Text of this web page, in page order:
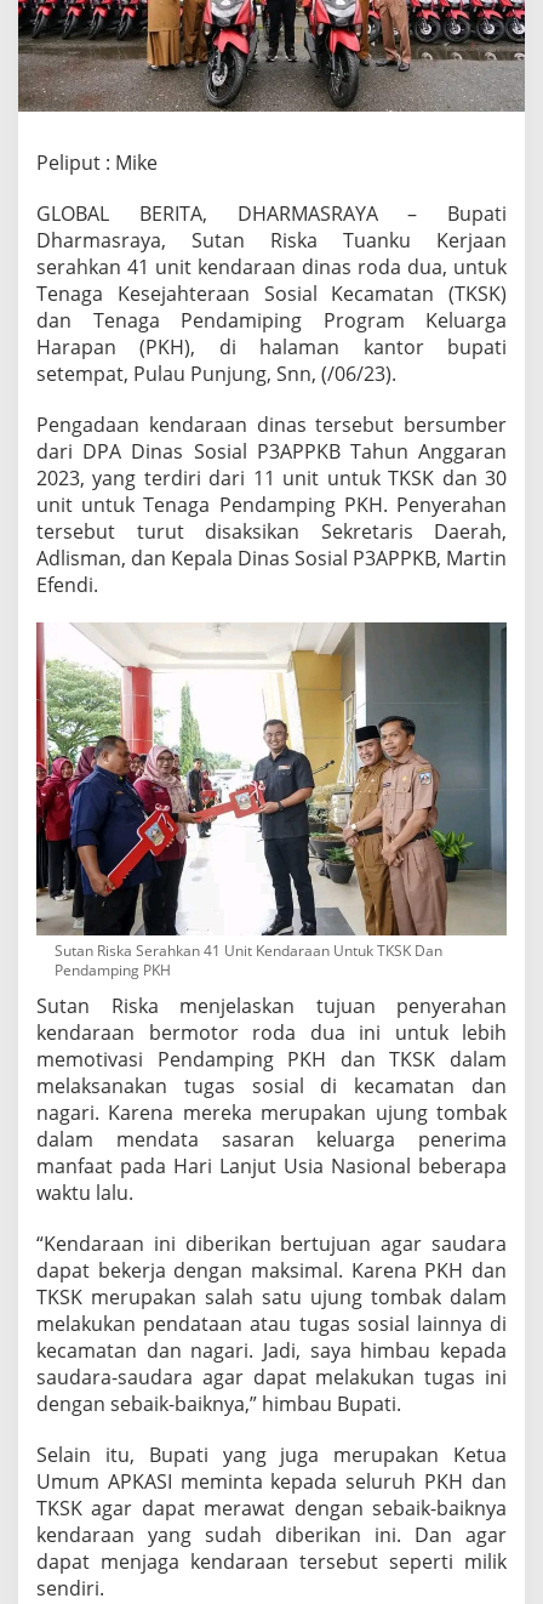
U
n
i
t
K
a
a
n
U
n
t
K
S
K
D
n
P
d
i
n
g
P
K
H
Peliput : Mike
GLOBAL BERITA, DHARMASRAYA – Bupati
Dharmasraya, Sutan Riska Tuanku Kerjaan
serahkan 41 unit kendaraan dinas roda dua, untuk
Tenaga Kesejahteraan Sosial Kecamatan (TKSK)
dan Tenaga Pendamiping Program Keluarga
Harapan (PKH), di halaman kantor bupati
setempat, Pulau Punjung, Snn, (/06/23).
Pengadaan kendaraan dinas tersebut bersumber
dari DPA Dinas Sosial P3APPKB Tahun Anggaran
2023, yang terdiri dari 11 unit untuk TKSK dan 30
unit untuk Tenaga Pendamping PKH. Penyerahan
tersebut turut disaksikan Sekretaris Daerah,
Adlisman, dan Kepala Dinas Sosial P3APPKB, Martin
Efendi.
Sutan Riska Serahkan 41 Unit Kendaraan Untuk TKSK Dan
Pendamping PKH
Sutan Riska menjelaskan tujuan penyerahan
kendaraan bermotor roda dua ini untuk lebih
memotivasi Pendamping PKH dan TKSK dalam
melaksanakan tugas sosial di kecamatan dan
nagari. Karena mereka merupakan ujung tombak
dalam mendata sasaran keluarga penerima
manfaat pada Hari Lanjut Usia Nasional beberapa
waktu lalu.
“Kendaraan ini diberikan bertujuan agar saudara
dapat bekerja dengan maksimal. Karena PKH dan
TKSK merupakan salah satu ujung tombak dalam
melakukan pendataan atau tugas sosial lainnya di
kecamatan dan nagari. Jadi, saya himbau kepada
saudara-saudara agar dapat melakukan tugas ini
dengan sebaik-baiknya,” himbau Bupati.
Selain itu, Bupati yang juga merupakan Ketua
Umum APKASI meminta kepada seluruh PKH dan
TKSK agar dapat merawat dengan sebaik-baiknya
kendaraan yang sudah diberikan ini. Dan agar
dapat menjaga kendaraan tersebut seperti milik
sendiri.